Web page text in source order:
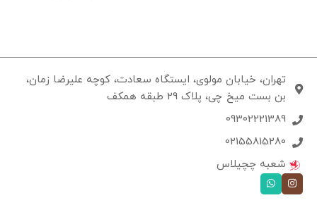
تهران، خیابان مولوی، ایستگاه سعادت، کوچه علیرضا زمان،
بن بست میخ چی، پلاک 29 طبقه همکف
09302221389
02155815280
شعبه چچیلاس